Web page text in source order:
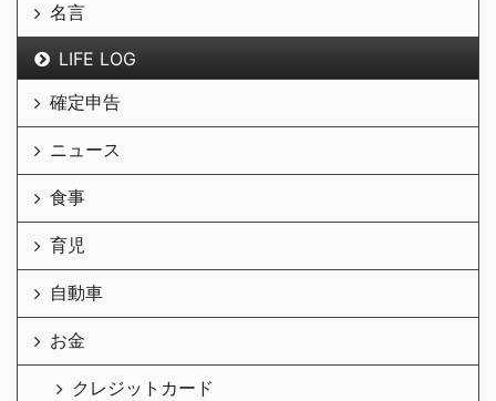
名言
LIFE LOG
確定申告
ニュース
食事
育児
自動車
お金
クレジットカード